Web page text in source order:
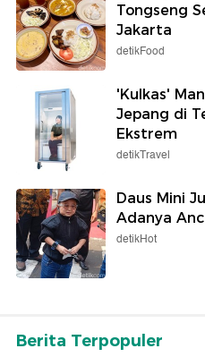
Tongseng
Jakarta
detikFood
'Kulkas'
Jepang di
Ekstrem
detikTravel
Daus Mini
Adanya
detikHot
Berita Terpopuler